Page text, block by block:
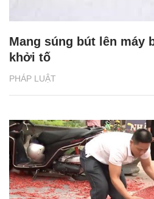
PHÁP LUẬT
Mang súng bút lên máy
khởi tố